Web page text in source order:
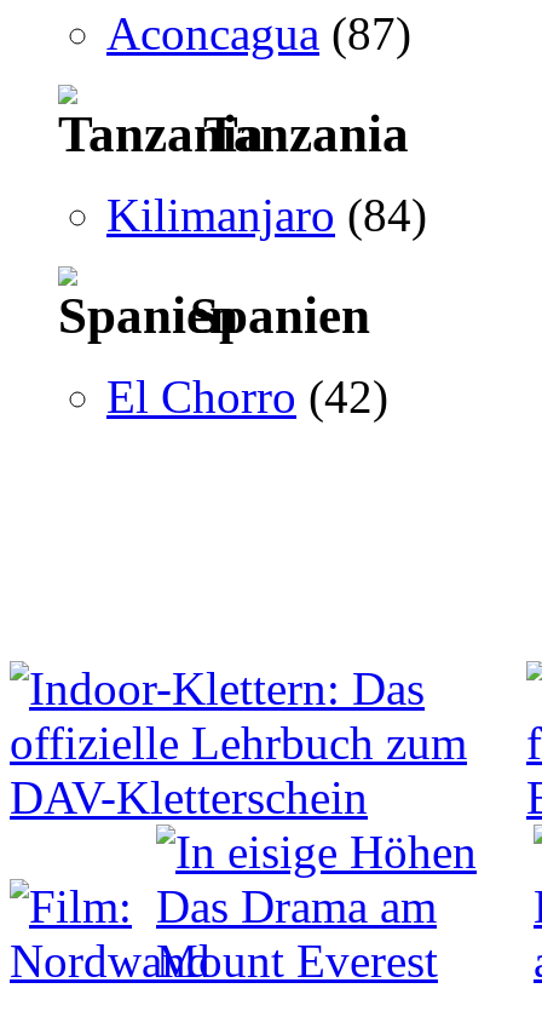
Aconcagua (87)
Tanzania
Kilimanjaro (84)
Spanien
El Chorro (42)